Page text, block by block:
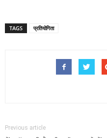
TAGS प्रतियोगिता
Previous article